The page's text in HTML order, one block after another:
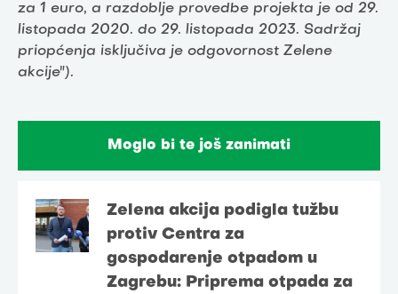
za 1 euro, a razdoblje provedbe projekta je od 29.
listopada 2020. do 29. listopada 2023. Sadržaj
priopćenja isključiva je odgovornost Zelene
akcije").
Moglo bi te još zanimati
Zelena akcija podigla tužbu
protiv Centra za
gospodarenje otpadom u
Zagrebu: Priprema otpada za